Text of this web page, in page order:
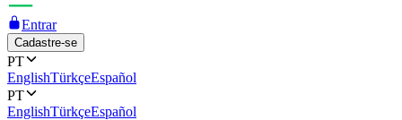
Entrar
Cadastre-se
PT
EnglishTürkçeEspañol
PT
EnglishTürkçeEspañol